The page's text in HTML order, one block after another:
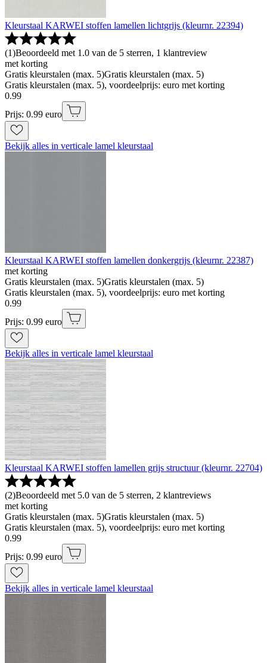
Kleurstaal KARWEI stoffen lamellen lichtgrijs (kleurnr. 22394)
(1)Beoordeeld met 1.0 van de 5 sterren, 1 klantreview
met korting
Gratis kleurstalen (max. 5)Gratis kleurstalen (max. 5)
Gratis kleurstalen (max. 5), voordeelprijs: euro met korting
0.99
Prijs: 0.99 euro
Bekijk alles in verticale lamel kleurstaal
Kleurstaal KARWEI stoffen lamellen donkergrijs (kleurnr. 22387)
met korting
Gratis kleurstalen (max. 5)Gratis kleurstalen (max. 5)
Gratis kleurstalen (max. 5), voordeelprijs: euro met korting
0.99
Prijs: 0.99 euro
Bekijk alles in verticale lamel kleurstaal
Kleurstaal KARWEI stoffen lamellen grijs structuur (kleurnr. 22704)
(2)Beoordeeld met 5.0 van de 5 sterren, 2 klantreviews
met korting
Gratis kleurstalen (max. 5)Gratis kleurstalen (max. 5)
Gratis kleurstalen (max. 5), voordeelprijs: euro met korting
0.99
Prijs: 0.99 euro
Bekijk alles in verticale lamel kleurstaal